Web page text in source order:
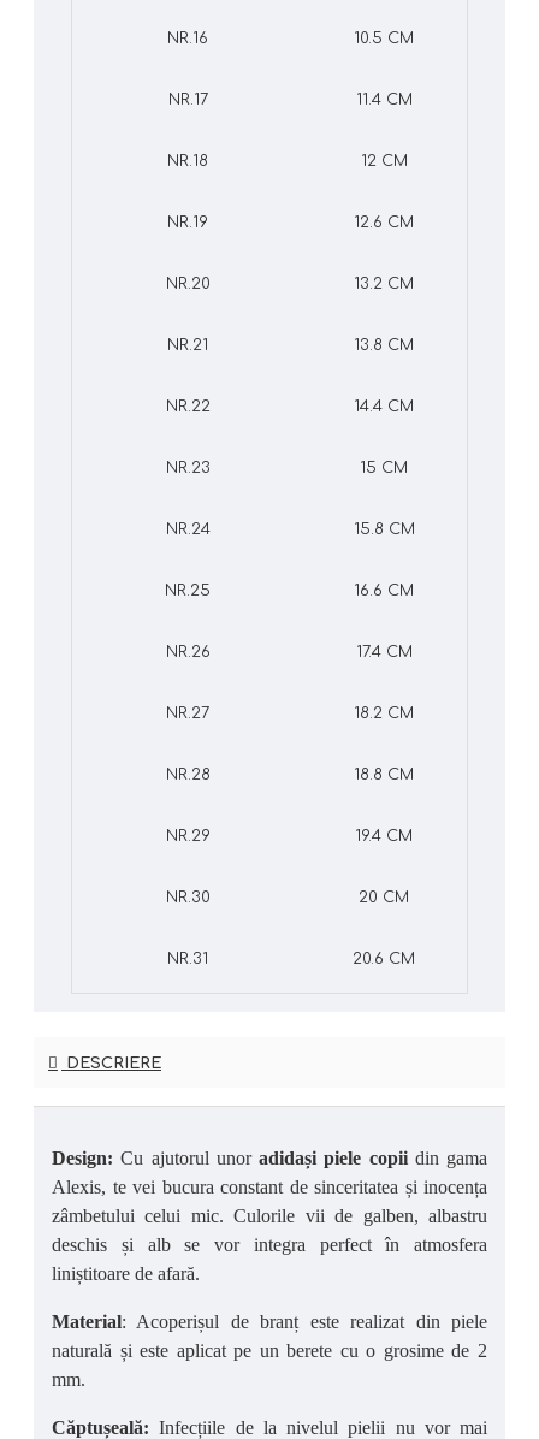
NR.16 10.5 CM
NR.17 11.4 CM
NR.18 12 CM
NR.19 12.6 CM
NR.20 13.2 CM
NR.21 13.8 CM
NR.22 14.4 CM
NR.23 15 CM
NR.24 15.8 CM
NR.25 16.6 CM
NR.26 17.4 CM
NR.27 18.2 CM
NR.28 18.8 CM
NR.29 19.4 CM
NR.30 20 CM
NR.31 20.6 CM
DESCRIERE
Design: Cu ajutorul unor adidași piele copii din gama
Alexis, te vei bucura constant de sinceritatea și inocența
zâmbetului celui mic. Culorile vii de galben, albastru
deschis și alb se vor integra perfect în atmosfera
liniștitoare de afară.
Material: Acoperișul de branț este realizat din piele
naturală și este aplicat pe un berete cu o grosime de 2
mm.
Căptușeală:Infecțiile de la nivelul pielii nu vor mai